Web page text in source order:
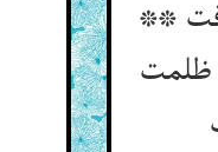
**
ظلمت